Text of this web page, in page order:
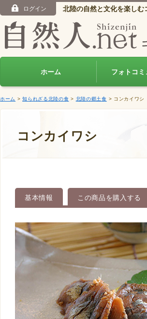
ログイン 北陸の自然と文化を楽しむ
ホーム フォトコミ
ホーム >知られざる北陸の食 > 北陸の郷土食 > コンカイワシ
コンカイワシ
基本情報 この商品を購入する